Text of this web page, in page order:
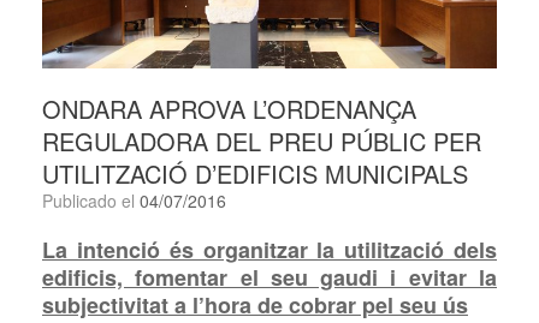
ONDARA APROVA L’ORDENANÇA
REGULADORA DEL PREU PÚBLIC PER
UTILITZACIÓ D’EDIFICIS MUNICIPALS
Publicado el 04/07/2016
La intenció és organitzar la utilització dels
edificis, fomentar el seu gaudi i evitar la
subjectivitat a l’hora de cobrar pel seu ús